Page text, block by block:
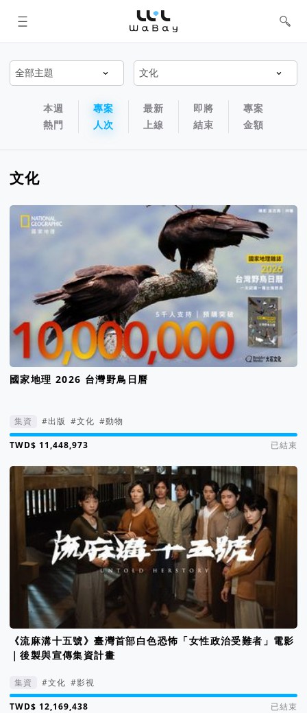
WaBay 挖貝 | 台灣最值得信賴的群眾
集資 / 群眾募資平台
專案排序以及過濾篩選器
專案排序導航欄
本週
熱門
專案
人次
最新
上線
即將
結束
專案
金額
文化
國家地理 2026 台灣野鳥日曆
集資 #出版 #文化 #動物
集資進度 11443%
已結束
《流麻溝十五號》臺灣首部白色恐怖「女性政治受難者」電影
｜後製與宣傳集資計畫
集資 #文化 #影視
集資進度 122%
已結束